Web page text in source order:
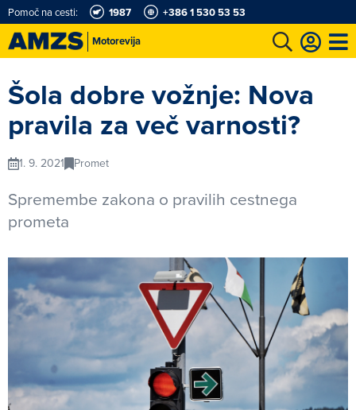
Motorevija
Pomoč na cesti: 1987 +386 1 530 53 53
Šola dobre vožnje: Nova
pravila za več varnosti?
1. 9. 2021 Promet
Spremembe zakona o pravilih cestnega
prometa